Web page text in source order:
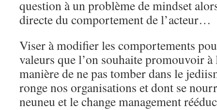
question à un problème de mindset
directe du comportement de l’acteur…
Viser à modifier les comportements
valeurs que l’on souhaite promouvoir à
manière de ne pas tomber dans le
ronge nos organisations et dont se
neuneu et le change management